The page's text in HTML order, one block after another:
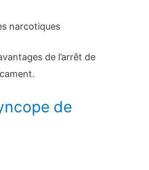
narcotiques
de l’arrêt de
de